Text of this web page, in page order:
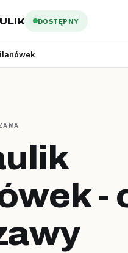
DOSTĘPNY
-